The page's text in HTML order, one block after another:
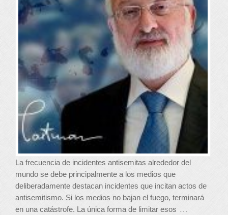
La frecuencia de incidentes antisemitas alrededor del
mundo se debe principalmente a los medios que
deliberadamente destacan incidentes que incitan actos de
antisemitismo. Si los medios no bajan el fuego, terminará
en una catástrofe. La única forma de limitar esos …